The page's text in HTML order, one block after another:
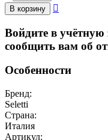
В корзину 
Войдите в
сообщить вам об
Особенности
Бренд:
Seletti
Страна:
Италия
Артикул: